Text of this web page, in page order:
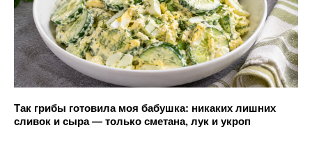
Так грибы готовила моя бабушка: никаких лишних
сливок и сыра — только сметана, лук и укроп